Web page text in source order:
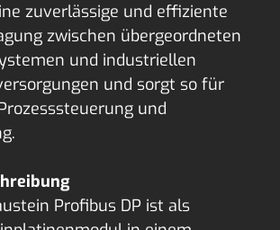
zuverlässige und effiziente
zwischen übergeordneten
und industriellen
und sorgt so für
und
Profibus DP ist als